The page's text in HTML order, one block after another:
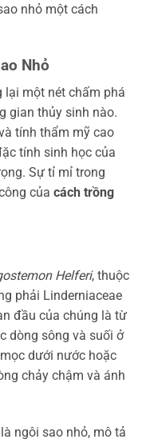
nhỏ một cách
Nhỏ
lại một nét chấm phá
gian thủy sinh nào.
tính thẩm mỹ cao
tính sinh học của
Sự tỉ mỉ trong
của cách trồng
Helferi, thuộc
phải Linderniaceae
đầu của chúng là từ
dòng sông và suối ở
dưới nước hoặc
chảy chậm và ánh
ngôi sao nhỏ, mô tả